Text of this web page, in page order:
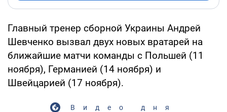
Главный тренер сборной Украины Андрей
Шевченко вызвал двух новых вратарей на
ближайшие матчи команды с Польшей (11
ноября), Германией (14 ноября) и
Швейцарией (17 ноября).
Видео дня